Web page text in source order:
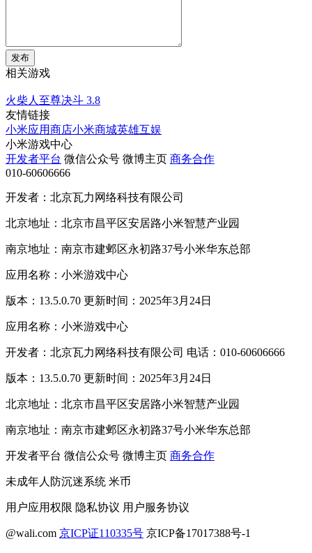
发布
相关游戏
火柴人至尊决斗 3.8
友情链接
小米应用商店小米商城英雄互娱
小米游戏中心
开发者平台 微信公众号 微博主页 商务合作
010-60606666
开发者：北京瓦力网络科技有限公司
北京地址：北京市昌平区安居路小米智慧产业园
南京地址：南京市建邺区永初路37号小米华东总部
应用名称：小米游戏中心
版本：13.5.0.70 更新时间：2025年3月24日
应用名称：小米游戏中心
开发者：北京瓦力网络科技有限公司 电话：010-60606666
版本：13.5.0.70 更新时间：2025年3月24日
北京地址：北京市昌平区安居路小米智慧产业园
南京地址：南京市建邺区永初路37号小米华东总部
开发者平台 微信公众号 微博主页 商务合作
未成年人防沉迷系统 米币
用户应用权限 隐私协议 用户服务协议
@wali.com 京ICP证110335号 京ICP备17017388号-1